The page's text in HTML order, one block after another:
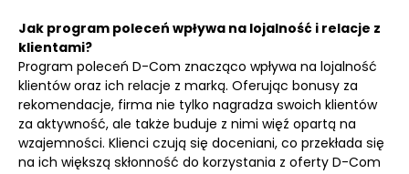
Jak program poleceń wpływa na lojalność i relacje z
klientami?
Program poleceń D-Com znacząco wpływa na lojalność
klientów oraz ich relacje z marką. Oferując bonusy za
rekomendacje, firma nie tylko nagradza swoich klientów
za aktywność, ale także buduje z nimi więź opartą na
wzajemności. Klienci czują się doceniani, co przekłada się
na ich większą skłonność do korzystania z oferty D-Com